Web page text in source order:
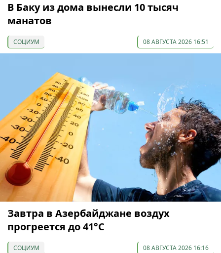
В Баку из дома вынесли 10 тысяч
манатов
СОЦИУМ 08 АВГУСТА 2026 16:51
Завтра в Азербайджане воздух
прогреется до 41°С
СОЦИУМ 08 АВГУСТА 2026 16:16